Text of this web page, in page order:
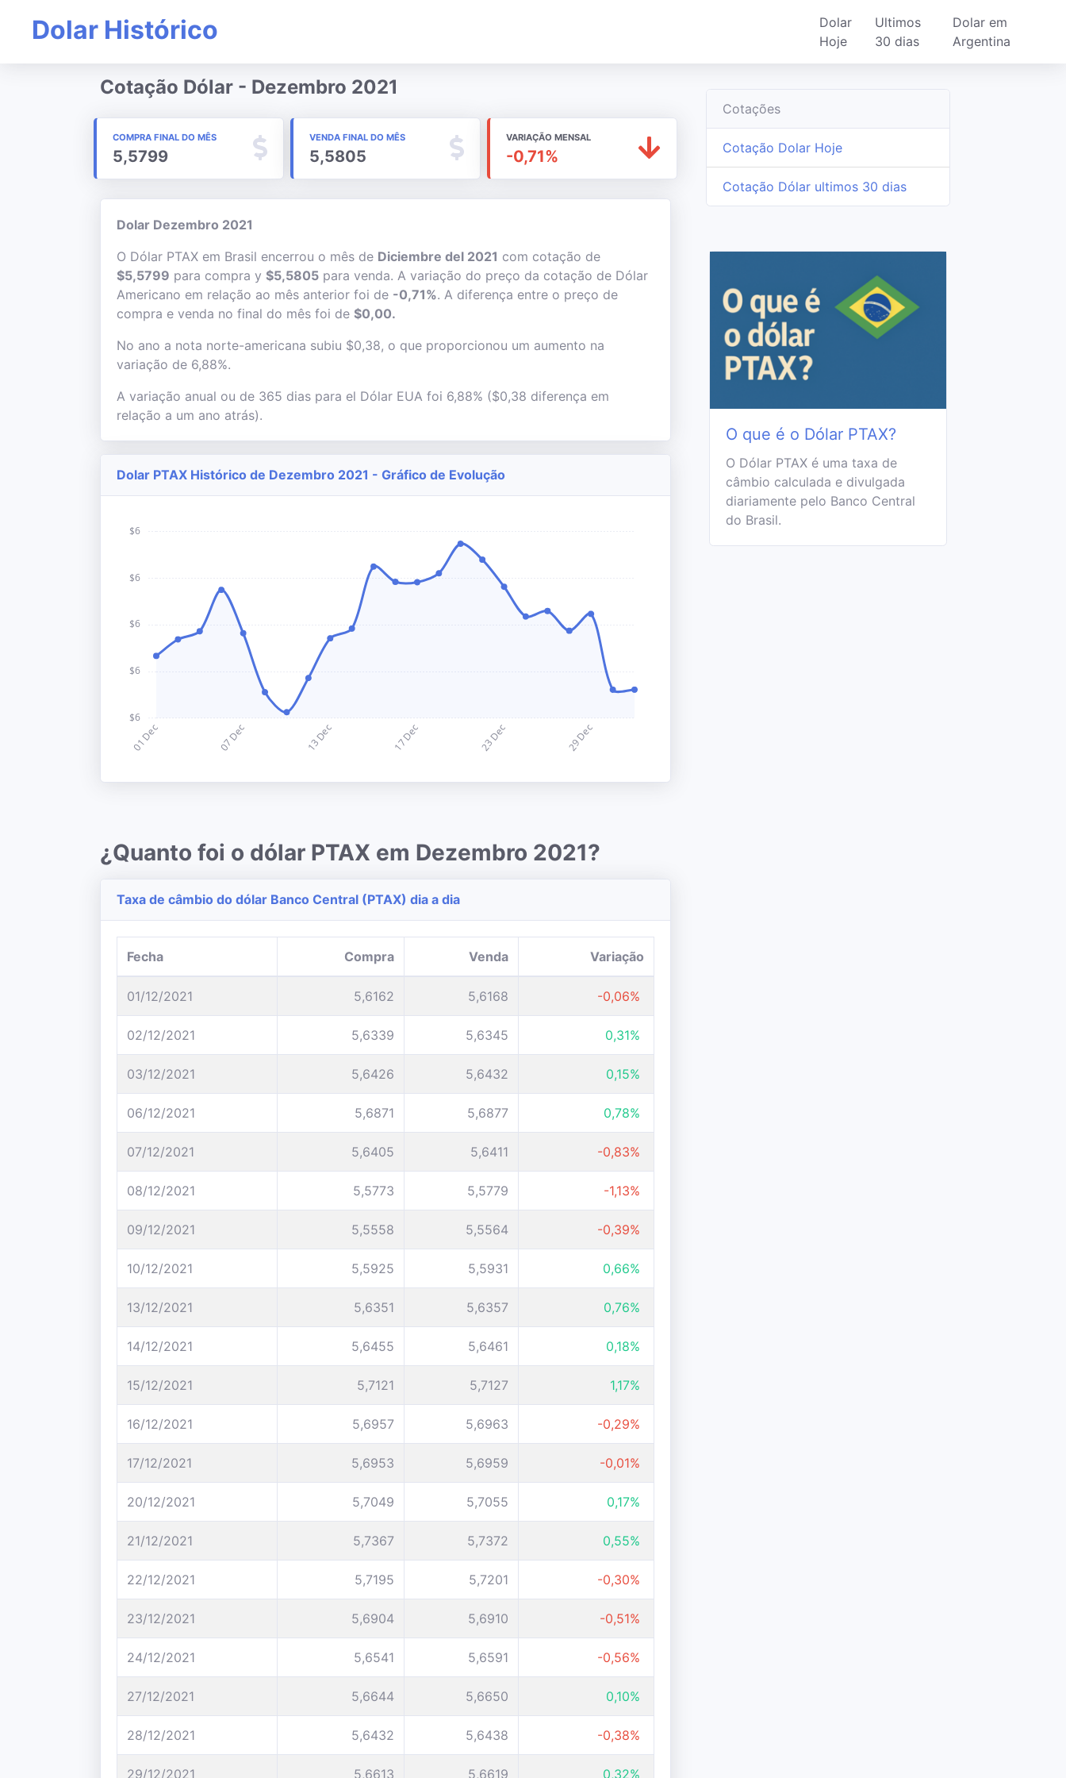
Dolar Histórico
Dolar
Hoje
Ultimos
30 dias
Dolar em
Argentina
Cotação Dólar - Dezembro 2021
COMPRA FINAL DO MÊS
5,5799
VENDA FINAL DO MÊS
5,5805
VARIAÇÃO MENSAL
-0,71%
Dolar Dezembro 2021
O Dólar PTAX em Brasil encerrou o mês de Diciembre del 2021 com cotação de
$5,5799 para compra y $5,5805 para venda. A variação do preço da cotação de Dólar
Americano em relação ao mês anterior foi de -0,71%. A diferença entre o preço de
compra e venda no final do mês foi de $0,00.
No ano a nota norte-americana subiu $0,38, o que proporcionou um aumento na
variação de 6,88%.
A variação anual ou de 365 dias para el Dólar EUA foi 6,88% ($0,38 diferença em
relação a um ano atrás).
Dolar PTAX Histórico de Dezembro 2021 - Gráfico de Evolução
¿Quanto foi o dólar PTAX em Dezembro 2021?
Taxa de câmbio do dólar Banco Central (PTAX) dia a dia
Fecha Compra Venda Variação
01/12/2021 5,6162 5,6168 -0,06%
02/12/2021 5,6339 5,6345 0,31%
03/12/2021 5,6426 5,6432 0,15%
06/12/2021 5,6871 5,6877 0,78%
07/12/2021 5,6405 5,6411 -0,83%
08/12/2021 5,5773 5,5779 -1,13%
09/12/2021 5,5558 5,5564 -0,39%
10/12/2021 5,5925 5,5931 0,66%
13/12/2021 5,6351 5,6357 0,76%
14/12/2021 5,6455 5,6461 0,18%
15/12/2021 5,7121 5,7127 1,17%
16/12/2021 5,6957 5,6963 -0,29%
17/12/2021 5,6953 5,6959 -0,01%
20/12/2021 5,7049 5,7055 0,17%
21/12/2021 5,7367 5,7372 0,55%
22/12/2021 5,7195 5,7201 -0,30%
23/12/2021 5,6904 5,6910 -0,51%
24/12/2021 5,6541 5,6591 -0,56%
27/12/2021 5,6644 5,6650 0,10%
28/12/2021 5,6432 5,6438 -0,38%
29/12/2021 5,6613 5,6619 0,32%
Cotações
Cotação Dolar Hoje
Cotação Dólar ultimos 30 dias
O que é o Dólar PTAX?
O Dólar PTAX é uma taxa de
câmbio calculada e divulgada
diariamente pelo Banco Central
do Brasil.